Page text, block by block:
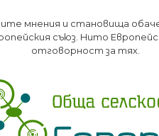
мнения и становища
съюз. Нито
отговорност за тях.